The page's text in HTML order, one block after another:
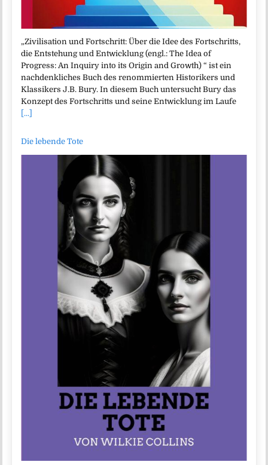
„Zivilisation und Fortschritt: Über die Idee des Fortschritts,
die Entstehung und Entwicklung (engl.: The Idea of
Progress: An Inquiry into its Origin and Growth) “ ist ein
nachdenkliches Buch des renommierten Historikers und
Klassikers J.B. Bury. In diesem Buch untersucht Bury das
Konzept des Fortschritts und seine Entwicklung im Laufe
[...]
Die lebende Tote